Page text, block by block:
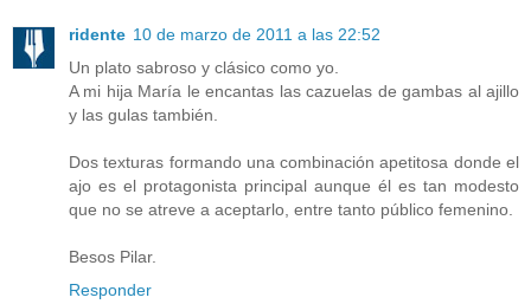
ridente 10 de marzo de 2011 a las 22:52
Un plato sabroso y clásico como yo.
A mi hija María le encantas las cazuelas de gambas al ajillo
y las gulas también.
Dos texturas formando una combinación apetitosa donde el
ajo es el protagonista principal aunque él es tan modesto
que no se atreve a aceptarlo, entre tanto público femenino.
Besos Pilar.
Responder